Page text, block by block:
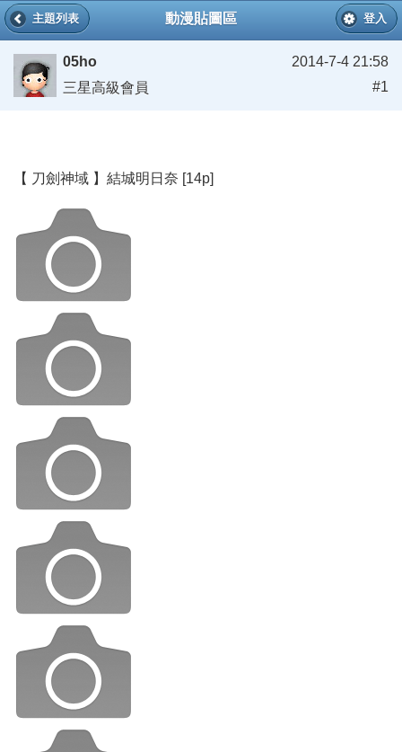
動漫貼圖區
主題列表 登入
05ho
三星高級會員
2014-7-4 21:58
#1
【 刀劍神域 】結城明日奈 [14p]